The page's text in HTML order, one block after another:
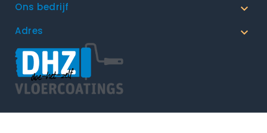
Ons bedrijf 
Adres 